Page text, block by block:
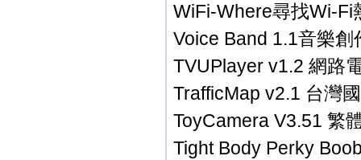
WiFi-Where尋找Wi-Fi
Voice Band 1.1音樂創
TVUPlayer v1.2 網路
TrafficMap v2.1 台灣
ToyCamera V3.51 繁
Tight Body Perky